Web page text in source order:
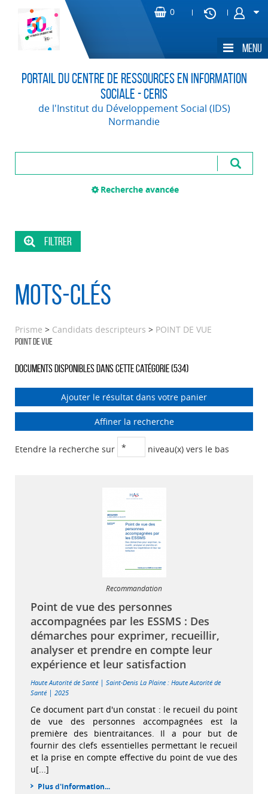
Portail du Centre de Ressources en Information
Sociale - CERIS
de l'Institut du Développement Social (IDS)
Normandie
Recherche avancée
Mots-clés
Prisme > Candidats descripteurs > POINT DE VUE
POINT DE VUE
Documents disponibles dans cette catégorie (534)
Ajouter le résultat dans votre panier
Affiner la recherche
Etendre la recherche sur niveau(x) vers le bas
Recommandation
Point de vue des personnes
accompagnées par les ESSMS : Des
démarches pour exprimer, recueillir,
analyser et prendre en compte leur
expérience et leur satisfaction
Haute Autorité de Santé | Saint-Denis La Plaine : Haute Autorité de
Santé | 2025
Ce document part d'un constat : le recueil du point
de vue des personnes accompagnées est la
première des bientraitances. Il a pour but de
fournir des clefs essentielles permettant le recueil
et la prise en compte effective du point de vue des
u[...]
Plus d'information...